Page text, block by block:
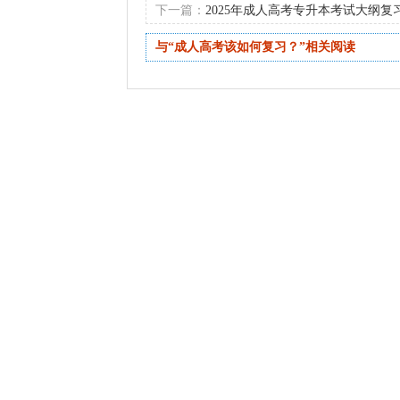
下一篇： 2025年成人高考专升本考试大纲复
与“成人高考该如何复习？”相关阅读